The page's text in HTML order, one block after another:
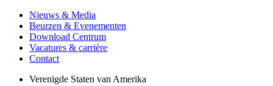
Nieuws & Media
Beurzen & Evenementen
Download Centrum
Vacatures & carrière
Contact
Verenigde Staten van Amerika